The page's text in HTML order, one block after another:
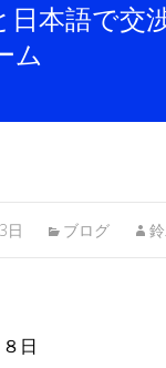
日本語で交
ム
日 ブログ
日